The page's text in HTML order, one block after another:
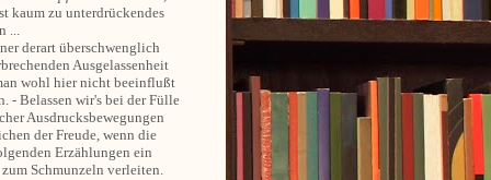
kaum zu unterdrückendes
...
derart überschwenglich
Ausgelassenheit
wohl hier nicht beeinflußt
- Belassen wir's bei der Fülle
Ausdrucksbewegungen
der Freude, wenn die
Erzählungen ein
Schmunzeln verleiten.